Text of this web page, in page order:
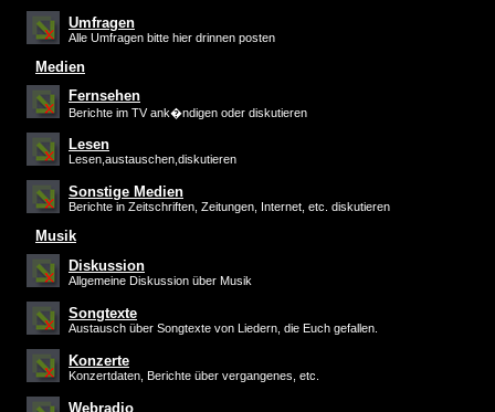
Umfragen
Alle Umfragen bitte hier drinnen posten
Medien
Fernsehen
Berichte im TV ank�ndigen oder diskutieren
Lesen
Lesen,austauschen,diskutieren
Sonstige Medien
Berichte in Zeitschriften, Zeitungen, Internet, etc. diskutieren
Musik
Diskussion
Allgemeine Diskussion über Musik
Songtexte
Austausch über Songtexte von Liedern, die Euch gefallen.
Konzerte
Konzertdaten, Berichte über vergangenes, etc.
Webradio